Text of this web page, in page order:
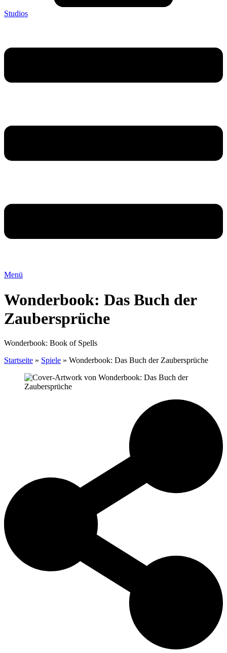
Studios
Menü
Wonderbook: Das Buch der
Zaubersprüche
Wonderbook: Book of Spells
Startseite » Spiele » Wonderbook: Das Buch der Zaubersprüche